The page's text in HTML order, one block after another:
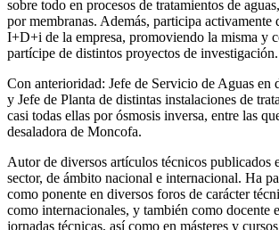
sobre todo en procesos de tratamientos de
por membranas. Además, participa activamente
I+D+i de la empresa, promoviendo la misma y
partícipe de distintos proyectos de investigación.
Con anterioridad: Jefe de Servicio de Aguas en
y Jefe de Planta de distintas instalaciones de
casi todas ellas por ósmosis inversa, entre las
desaladora de Moncofa.
Autor de diversos artículos técnicos publicados
sector, de ámbito nacional e internacional. Ha
como ponente en diversos foros de carácter
como internacionales, y también como docente
jornadas técnicas, así como en másteres y